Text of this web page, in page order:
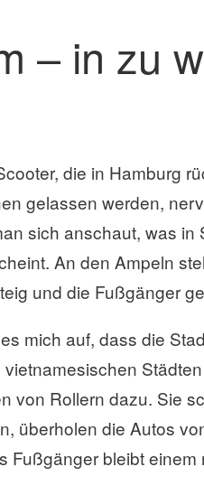
– in zu
die in Hamburg
gelassen werden,
sich anschaut, was
An den Ampeln
und die Fußgänger
mich auf, dass die
von Rollern dazu. Sie
überholen die Autos
Fußgänger bleibt
K
n
a
r
h
n
e
r
a
s
s